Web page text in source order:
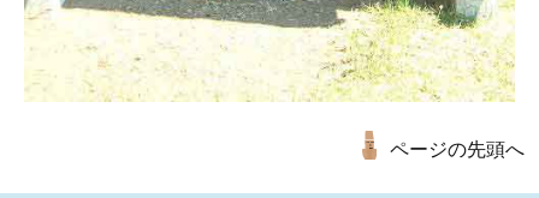
ページの先頭へ